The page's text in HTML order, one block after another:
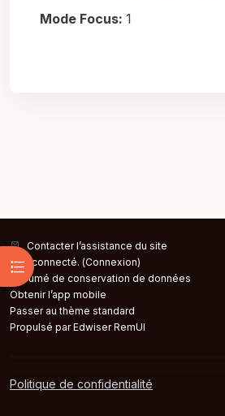
Ouvrir l’index du cours
Mode Focus: 1
Contacter l’assistance du site
Non connecté. (Connexion)
Résumé de conservation de données
Obtenir l’app mobile
Passer au thème standard
Propulsé par Edwiser RemUI
Politique de confidentialité